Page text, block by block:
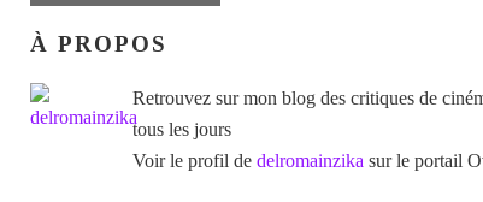
À PROPOS
Retrouvez sur mon blog des critiques de
tous les jours
Voir le profil de delromainzika sur le portail